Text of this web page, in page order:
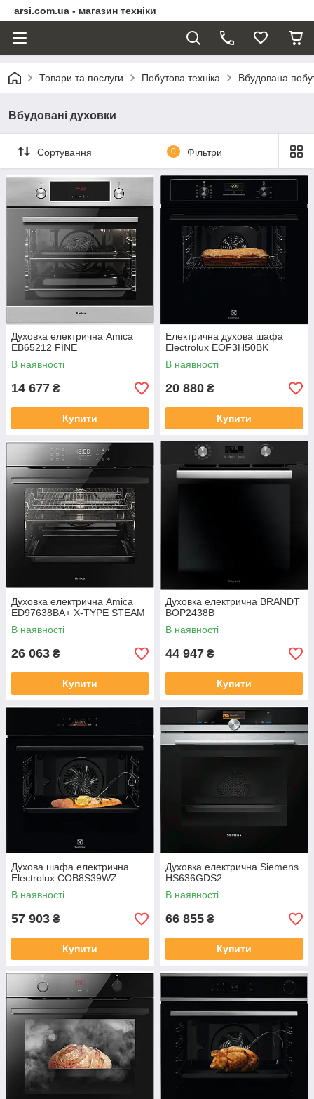
arsi.com.ua - магазин техніки
Товари та послуги Побутова техніка Вбудована
Вбудовані духовки
Сортування 0 Фільтри
Духовка електрична Amica
EB65212 FINE
В наявності
14 677 ₴
Купити
Електрична духова шафа
Electrolux EOF3H50BK
В наявності
20 880 ₴
Купити
Духовка електрична Amica
ED97638BA+ X-TYPE STEAM
В наявності
26 063 ₴
Купити
Духовка електрична BRANDT
BOP2438B
В наявності
44 947 ₴
Купити
Духова шафа електрична
Electrolux COB8S39WZ
В наявності
57 903 ₴
Купити
Духовка електрична Siemens
HS636GDS2
В наявності
66 855 ₴
Купити